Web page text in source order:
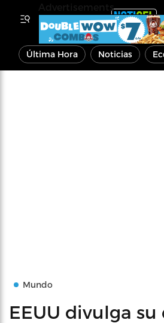
Última Hora Noticias
Mundo
EEUU divulga
Advertisements